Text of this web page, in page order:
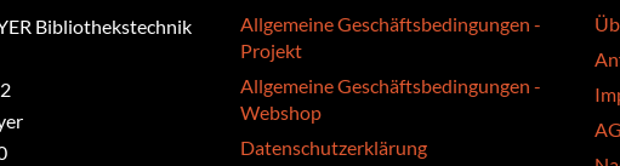
Bibliothekstechnik
Allgemeine Geschäftsbedingungen -
Projekt
Allgemeine Geschäftsbedingungen -
Webshop
Datenschutzerklärung